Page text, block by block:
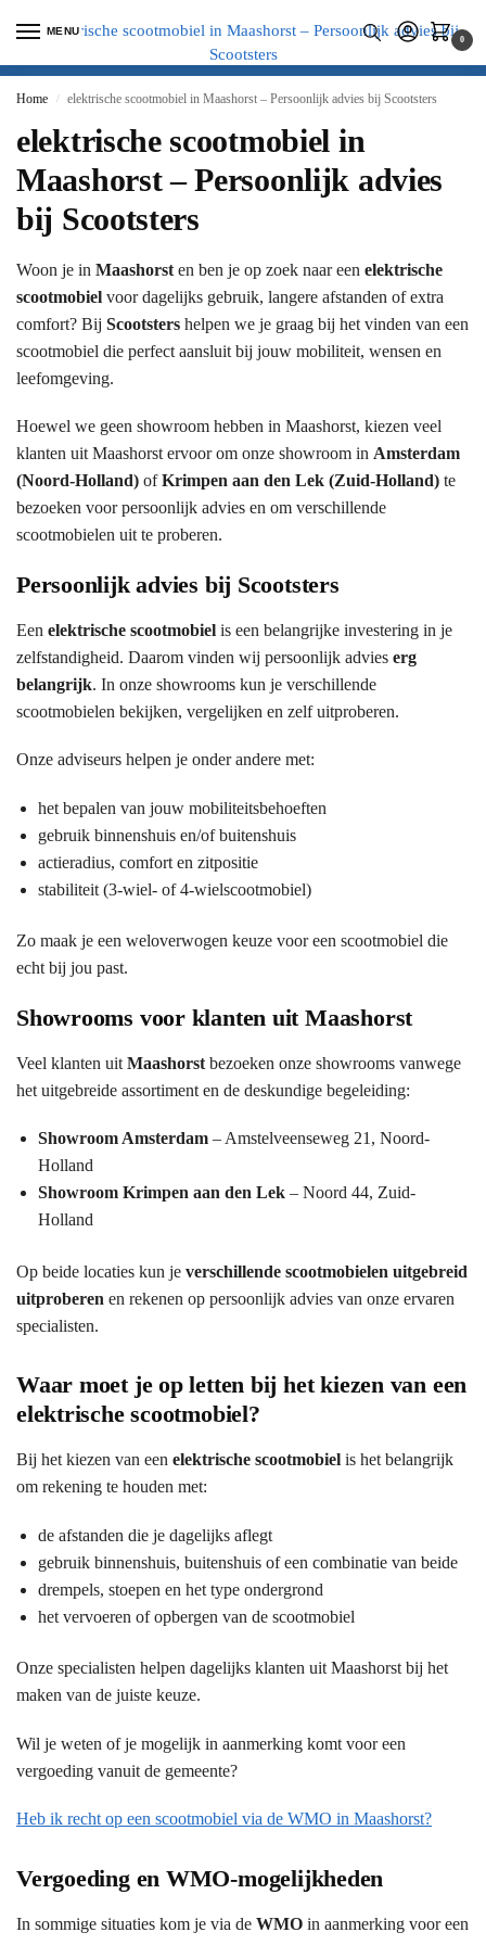
MENU
0
Home / elektrische scootmobiel in Maashorst – Persoonlijk advies bij Scootsters
elektrische scootmobiel in
Maashorst – Persoonlijk advies
bij Scootsters
Woon je in Maashorst en ben je op zoek naar een elektrische
scootmobiel voor dagelijks gebruik, langere afstanden of extra
comfort? Bij Scootsters helpen we je graag bij het vinden van een
scootmobiel die perfect aansluit bij jouw mobiliteit, wensen en
leefomgeving.
Hoewel we geen showroom hebben in Maashorst, kiezen veel
klanten uit Maashorst ervoor om onze showroom in Amsterdam
(Noord-Holland) ofKrimpen aan den Lek (Zuid-Holland) te
bezoeken voor persoonlijk advies en om verschillende
scootmobielen uit te proberen.
Persoonlijk advies bij Scootsters
Een elektrische scootmobiel is een belangrijke investering in je
zelfstandigheid. Daarom vinden wij persoonlijk advies erg
belangrijk. In onze showrooms kun je verschillende
scootmobielen bekijken, vergelijken en zelf uitproberen.
Onze adviseurs helpen je onder andere met:
het bepalen van jouw mobiliteitsbehoeften
gebruik binnenshuis en/of buitenshuis
actieradius, comfort en zitpositie
stabiliteit (3-wiel- of 4-wielscootmobiel)
Zo maak je een weloverwogen keuze voor een scootmobiel die
echt bij jou past.
Showrooms voor klanten uit Maashorst
Veel klanten uit Maashorst bezoeken onze showrooms vanwege
het uitgebreide assortiment en de deskundige begeleiding:
Showroom Amsterdam – Amstelveenseweg 21, Noord-
Holland
Showroom Krimpen aan den Lek – Noord 44, Zuid-
Holland
Op beide locaties kun je verschillende scootmobielen uitgebreid
uitproberen en rekenen op persoonlijk advies van onze ervaren
specialisten.
Waar moet je op letten bij het kiezen van een
elektrische scootmobiel?
Bij het kiezen van een elektrische scootmobiel is het belangrijk
om rekening te houden met:
de afstanden die je dagelijks aflegt
gebruik binnenshuis, buitenshuis of een combinatie van beide
drempels, stoepen en het type ondergrond
het vervoeren of opbergen van de scootmobiel
Onze specialisten helpen dagelijks klanten uit Maashorst bij het
maken van de juiste keuze.
Wil je weten of je mogelijk in aanmerking komt voor een
vergoeding vanuit de gemeente?
Heb ik recht op een scootmobiel via de WMO in Maashorst?
Vergoeding en WMO-mogelijkheden
In sommige situaties kom je via de WMO in aanmerking voor een